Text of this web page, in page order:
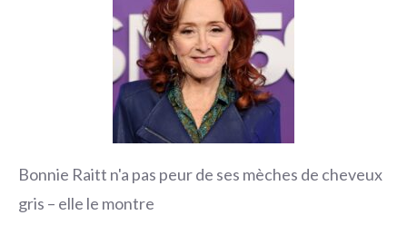
Bonnie Raitt n'a pas peur de ses mèches de cheveux
gris – elle le montre